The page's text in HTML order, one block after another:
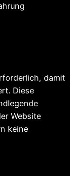
damit
Diese
Website
keine